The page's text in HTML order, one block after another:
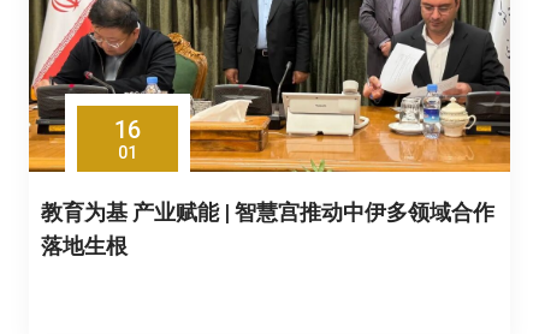
16
01
教育为基 产业赋能 | 智慧宫推动中伊多领域合作
落地生根